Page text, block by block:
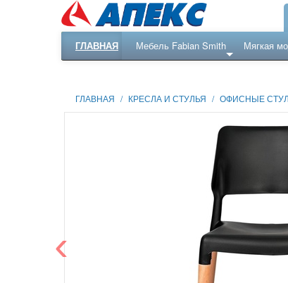
ГЛАВНАЯ Мебель Fabian Smith Мягкая
ГЛАВНАЯ / КРЕСЛА И СТУЛЬЯ / ОФИСНЫЕ
‹